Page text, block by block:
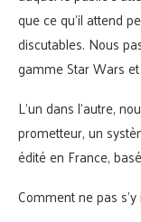
que ce qu’il attend
discutables. Nous
gamme Star Wars
L’un dans l’autre,
prometteur, un
édité en France,
Comment ne pas